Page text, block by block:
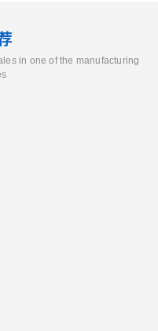
in one of the manufacturing